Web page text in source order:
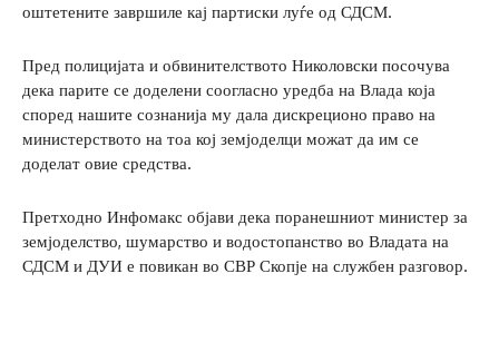
оштетените завршиле кај партиски луѓе од СДСМ.
Пред полицијата и обвинителството Николовски посочува
дека парите се доделени соогласно уредба на Влада која
според нашите сознанија му дала дискреционо право на
министерството на тоа кој земјоделци можат да им се
доделат овие средства.
Претходно Инфомакс објави дека поранешниот министер за
земјоделство, шумарство и водостопанство во Владата на
СДСМ и ДУИ е повикан во СВР Скопје на службен разговор.